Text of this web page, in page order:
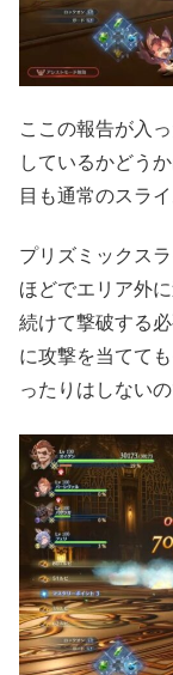
ここの報告が入
しているかどう
目も通常のスラ
プリズミックス
ほどでエリア外
続けて撃破する
に攻撃を当てて
ったりはしない